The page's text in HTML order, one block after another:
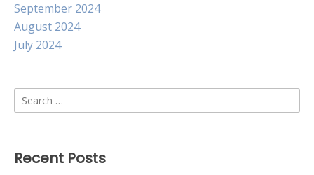
September 2024
August 2024
July 2024
Search
for:
Recent Posts